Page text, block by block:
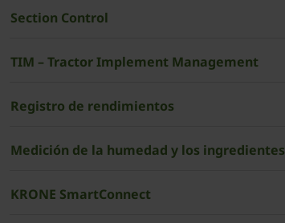
Section Control
TIM – Tractor Implement Management
Registro de rendimientos
Medición de la humedad y los ingredientes
KRONE SmartConnect